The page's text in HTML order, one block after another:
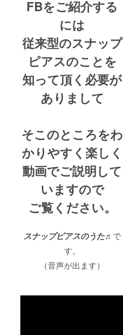
FBをご紹介する
には
従来型のスナップ
ピアスのことを
知って頂く必要が
ありまして
そこのところをわ
かりやすく楽しく
動画でご説明して
いますので
ご覧ください。
スナップピアスのうた♬ で
す。
（音声が出ます）